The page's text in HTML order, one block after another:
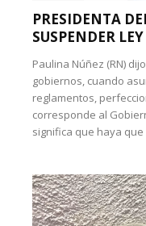
PRESIDENTA
SUSPENDER
Paulina Núñez (RN)
gobiernos, cuando
reglamentos,
corresponde al
significa que haya